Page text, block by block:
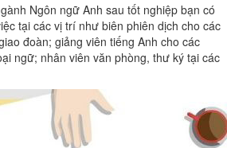
Ngôn ngữ Anh sau tốt nghiệp bạn có
tại các vị trí như biên phiên dịch cho các
đoàn; giảng viên tiếng Anh cho các
ngữ; nhân viên văn phòng, thư ký tại các